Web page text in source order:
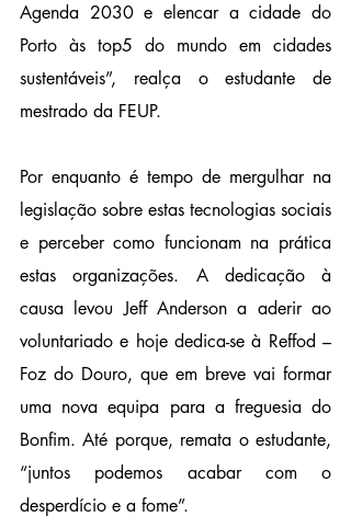
Agenda 2030 e elencar a cidade do
Porto às top5 do mundo em cidades
sustentáveis”, realça o estudante de
mestrado da FEUP.
Por enquanto é tempo de mergulhar na
legislação sobre estas tecnologias sociais
e perceber como funcionam na prática
estas organizações. A dedicação à
causa levou Jeff Anderson a aderir ao
voluntariado e hoje dedica-se à Reffod –
Foz do Douro, que em breve vai formar
uma nova equipa para a freguesia do
Bonfim. Até porque, remata o estudante,
“juntos podemos acabar com o
desperdício e a fome”.